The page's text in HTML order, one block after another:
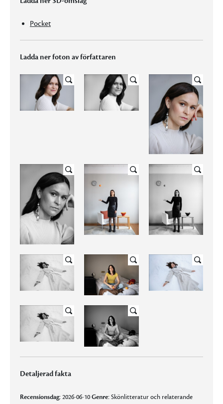
Pocket
Ladda ner foton av författaren
Detaljerad fakta
Recensionsdag:2026-06-10Genre:Skönlitteratur och relaterande